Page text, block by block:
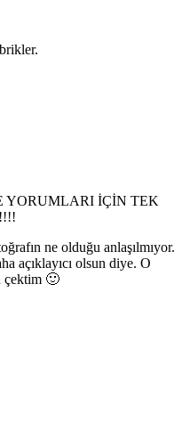
YORUMLARI İÇİN TEK
ne olduğu anlaşılmıyor.
açıklayıcı olsun diye. O
çektim 🙂